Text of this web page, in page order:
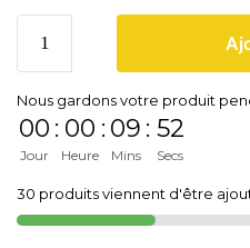
Nous gardons votre produit
00
Jour
: 00
Heure
: 09
Mins
: 52
Secs
30 produits viennent d'être